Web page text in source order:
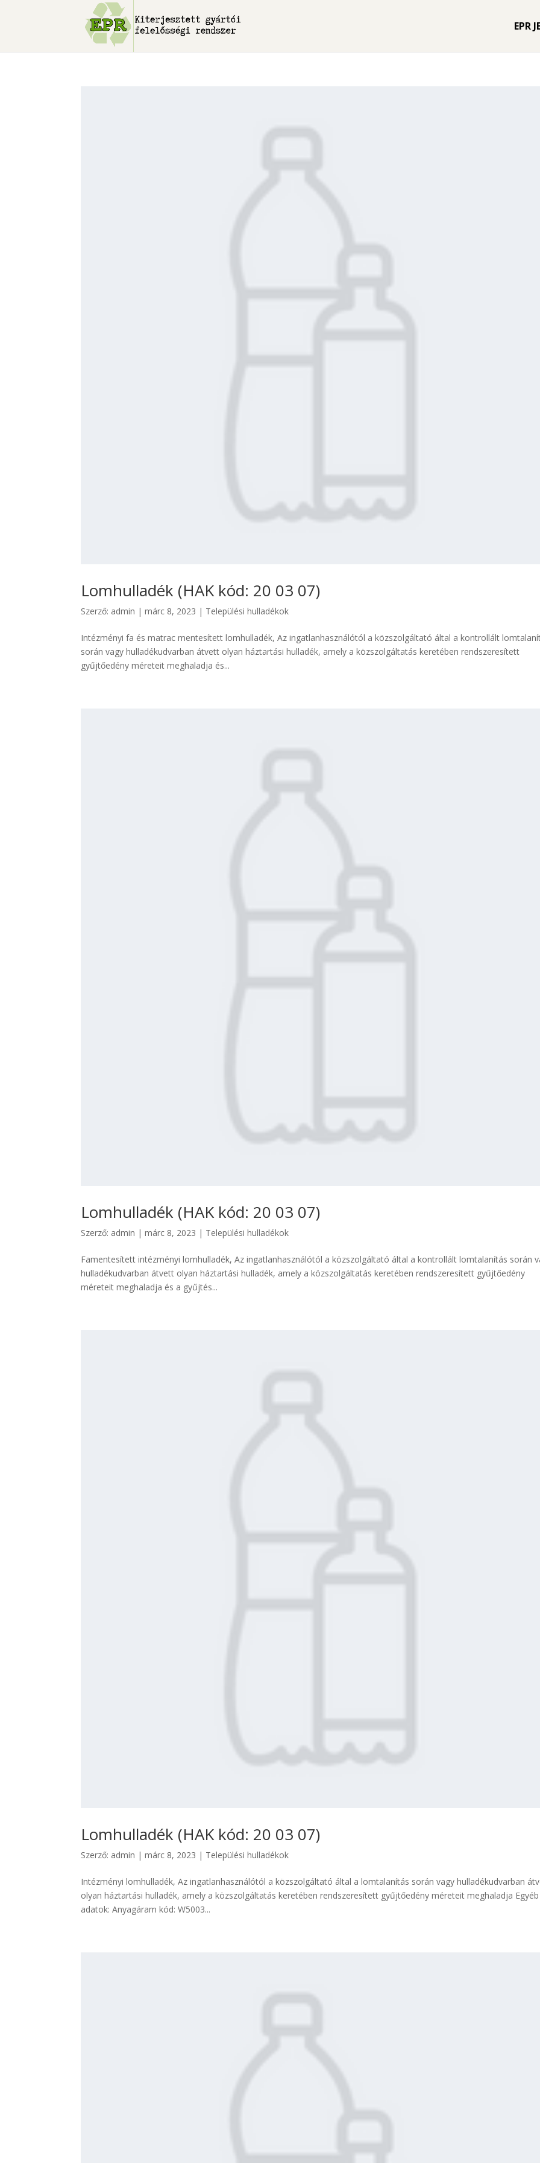
EPR
Lomhulladék (HAK kód: 20 03 07)
Szerző: admin |márc 8, 2023 | Települési hulladékok
Intézményi fa és matrac mentesített lomhulladék, Az ingatlanhasználótól a közszolgáltató által a kontrollált
során vagy hulladékudvarban átvett olyan háztartási hulladék, amely a közszolgáltatás keretében rendszeresített
gyűjtőedény méreteit meghaladja és...
Lomhulladék (HAK kód: 20 03 07)
Szerző: admin |márc 8, 2023 | Települési hulladékok
Famentesített intézményi lomhulladék, Az ingatlanhasználótól a közszolgáltató által a kontrollált lomtalanítás során
hulladékudvarban átvett olyan háztartási hulladék, amely a közszolgáltatás keretében rendszeresített gyűjtőedény
méreteit meghaladja és a gyűjtés...
Lomhulladék (HAK kód: 20 03 07)
Szerző: admin |márc 8, 2023 | Települési hulladékok
Intézményi lomhulladék, Az ingatlanhasználótól a közszolgáltató által a lomtalanítás során vagy hulladékudvarban
olyan háztartási hulladék, amely a közszolgáltatás keretében rendszeresített gyűjtőedény méreteit meghaladja Egyéb
adatok: Anyagáram kód: W5003...